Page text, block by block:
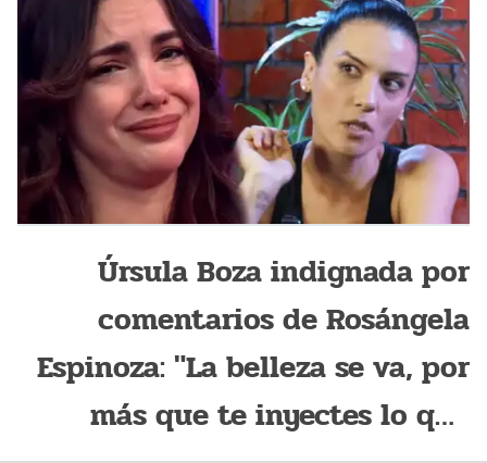
Úrsula Boza indignada por
comentarios de Rosángela
Espinoza: "La belleza se va, por
más que te inyectes lo que